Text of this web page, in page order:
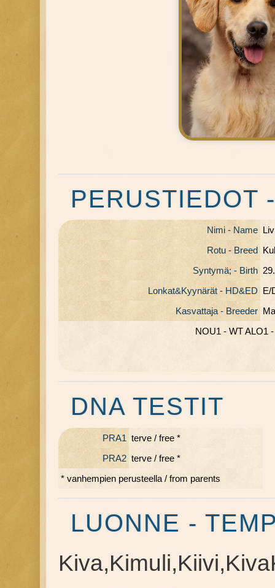
PERUSTIEDOT
Nimi - Name
Rotu - Breed
Syntymä; - Birth
Lonkat&Kyynärät - HD&ED E/
Kasvattaja - Breeder
NOU1 - WT ALO1
DNA TESTIT
PRA1 terve / free *
PRA2 terve / free *
* vanhempien perusteella / from parents
LUONNE -